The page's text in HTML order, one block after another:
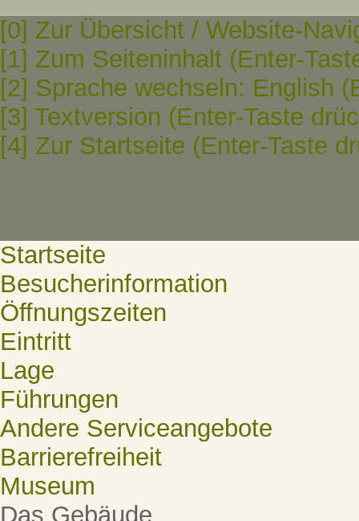
[0] Zur Übersicht / Website-
[1] Zum Seiteninhalt (Enter-
[2] Sprache wechseln: English
[3] Textversion (Enter-Taste
[4] Zur Startseite (Enter-Taste
Startseite
Besucherinformation
Öffnungszeiten
Eintritt
Lage
Führungen
Andere Serviceangebote
Barrierefreiheit
Museum
Das Gebäude